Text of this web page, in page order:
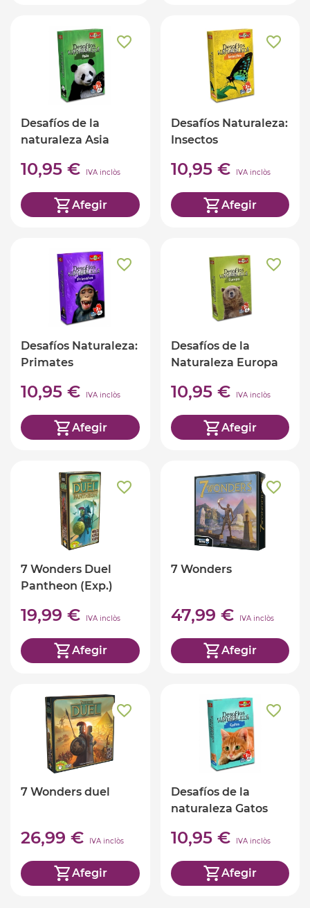
Desafíos de la
naturaleza Asia
10,95 € IVA inclòs
Afegir
Desafíos Naturaleza:
Insectos
10,95 € IVA inclòs
Afegir
Desafíos Naturaleza:
Primates
10,95 € IVA inclòs
Afegir
Desafíos de la
Naturaleza Europa
10,95 € IVA inclòs
Afegir
7 Wonders Duel
Pantheon (Exp.)
19,99 € IVA inclòs
Afegir
7 Wonders
47,99 € IVA inclòs
Afegir
7 Wonders duel
26,99 € IVA inclòs
Afegir
Desafíos de la
naturaleza Gatos
10,95 € IVA inclòs
Afegir